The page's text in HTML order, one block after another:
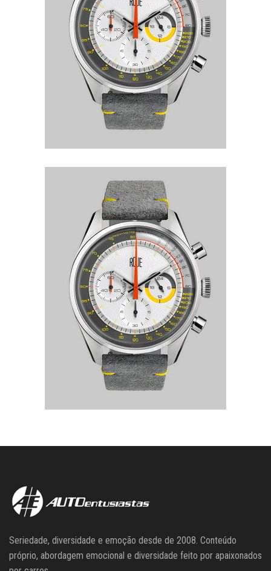
Seriedade, diversidade e emoção desde de 2008. Conteúdo
próprio, abordagem emocional e diversidade feito por apaixonados